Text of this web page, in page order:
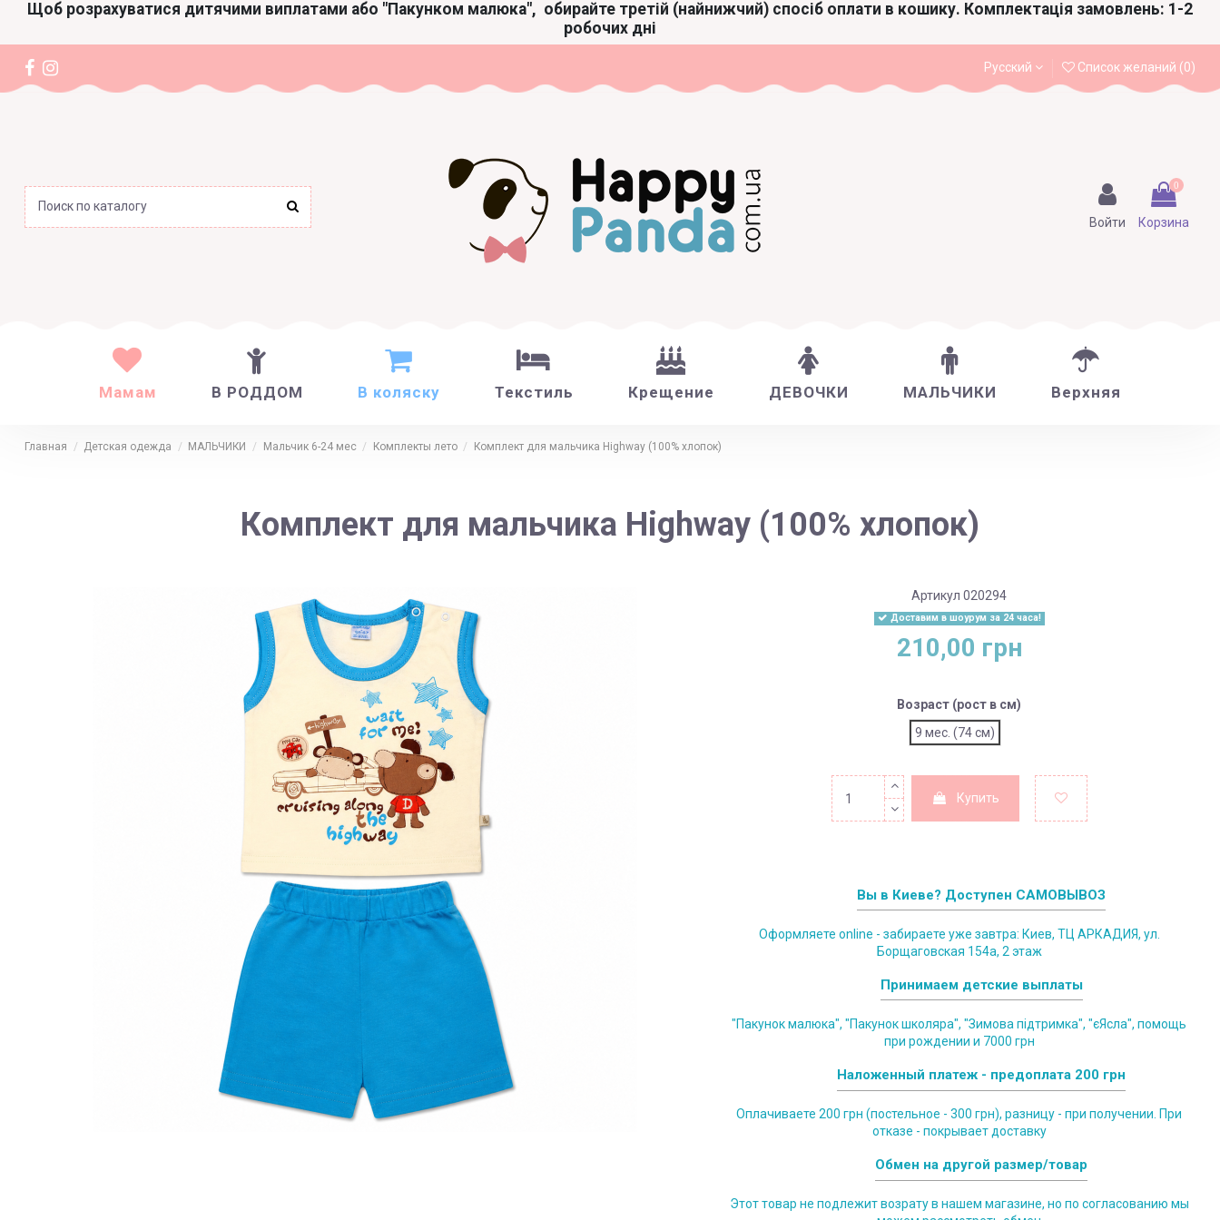
Щоб розрахуватися дитячими виплатами або "Пакунком малюка", обирайте третій (найнижчий) спосіб оплати в кошику. Комплектація замовлень: 1-2
робочих дні
Русский Список желаний (0)
Войти
0
Корзина
Мамам В РОДДОМ В коляску Текстиль Крещение ДЕВОЧКИ МАЛЬЧИКИ Верхняя
Главная Детская одежда МАЛЬЧИКИ Мальчик 6-24 мес Комплекты лето Комплект для мальчика Highway (100% хлопок)
Комплект для мальчика Highway (100% хлопок)
Артикул 020294
Доставим в шоурум за 24 часа!
210,00 грн
Возраст (рост в см)
9 мес. (74 см)
Купить
Вы в Киеве? Доступен САМОВЫВОЗ
Оформляете online - забираете уже завтра: Киев, ТЦ АРКАДИЯ, ул.
Борщаговская 154а, 2 этаж
Принимаем детские выплаты
"Пакунок малюка", "Пакунок школяра", "Зимова підтримка", "єЯсла", помощь
при рождении и 7000 грн
Наложенный платеж - предоплата 200 грн
Оплачиваете 200 грн (постельное - 300 грн), разницу - при получении. При
отказе - покрывает доставку
Обмен на другой размер/товар
Этот товар не подлежит возрату в нашем магазине, но по согласованию мы